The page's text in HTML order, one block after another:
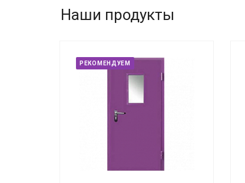
Наши продукты
РЕКОМЕНДУЕМ